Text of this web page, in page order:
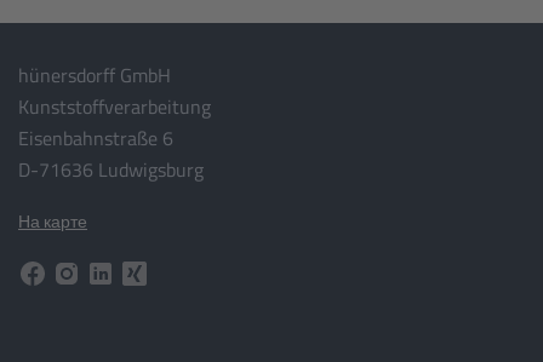
hünersdorff GmbH
Kunststoffverarbeitung
Eisenbahnstraße 6
D-71636 Ludwigsburg
На карте